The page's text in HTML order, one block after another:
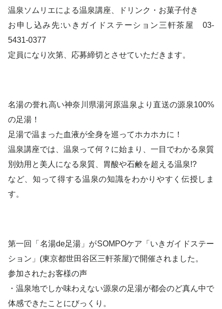
温泉ソムリエによる温泉講座、ドリンク・お菓子付き
お申し込み先:いきガイドステーション三軒茶屋 03-
5431-0377
定員になり次第、応募締切とさせていただきます。
名湯の誉れ高い神奈川県湯河原温泉より直送の源泉100%
の足湯！
足湯で温まった血液が全身を巡ってホカホカに！
温泉講座では、温泉って何？に始まり、一目でわかる泉質
別効用と美人になる泉質、胃酸や石鹸を超える温泉!?
など、知って得する温泉の知識をわかりやすく伝授しま
す。
第一回「名湯de足湯」がSOMPOケア「いきガイドステー
ション」(東京都世田谷区三軒茶屋)で開催されました。
参加されたお客様の声
・温泉地でしか味わえない源泉の足湯が都会のど真ん中で
体感できたことにびっくり。